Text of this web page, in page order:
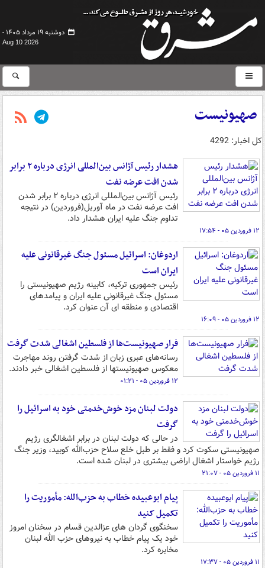
دوشنبه ۱۹ مرداد ۱۴۰۵ -
Aug 10 2026
صهیونیست
کل اخبار: 4292
هشدار رئیس آژانس بین‌المللی انرژی درباره ۲ برابر
شدن افت عرضه نفت
رئیس آژانس بین‌المللی انرژی درباره ۲ برابر شدن
افت عرضه نفت در ماه آوریل(فروردین) در نتیجه
تداوم جنگ علیه ایران هشدار داد.
۱۲ فروردین ۰۵ - ۱۷:۵۴
اردوغان: اسرائیل مسئول جنگ غیرقانونی علیه
ایران است
رئیس جمهوری ترکیه، کابینه رژیم صهیونیستی را
مسئول جنگ غیرقانونی علیه ایران و پیامدهای
اقتصادی و منطقه ای آن عنوان کرد.
۱۲ فروردین ۰۵ - ۱۶:۰۹
فرار صهیونیست‌ها از فلسطین اشغالی شدت گرفت
رسانه‌های عبری زبان از شدت گرفتن روند مهاجرت
معکوس صهیونیستها از فلسطین اشغالی خبر دادند.
۱۲ فروردین ۰۵ - ۰۱:۲۱
دولت لبنان مزد خوش‌خدمتی خود به اسرائیل را
گرفت
در حالی که دولت لبنان در برابر اشغالگری رژیم
صهیونیستی سکوت کرد و فقط بر طبل خلع سلاح حزب‌الله کوبید، وزیر جنگ
رژیم خواستار اشغال اراضی بیشتری در لبنان شده است.
۱۱ فروردین ۰۵ - ۲۱:۰۷
پیام ابوعبیده خطاب به حزب‌الله: مأموریت را
تکمیل کنید
سخنگوی گردان های عزالدین قسام در سخنان امروز
خود یک پیام خطاب به نیروهای حزب الله لبنان
مخابره کرد.
۱۱ فروردین ۰۵ - ۱۷:۳۷